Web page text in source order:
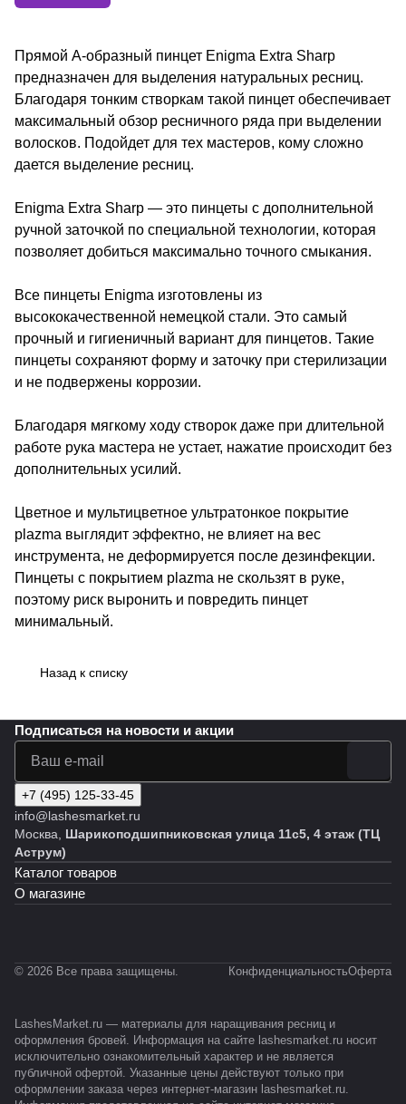
ультратонкое покрытие plazma,
предотвращающее скольжение.
Прямой A-образный пинцет Enigma Extra Sharp
предназначен для выделения натуральных ресниц.
Благодаря тонким створкам такой пинцет обеспечивает
максимальный обзор ресничного ряда при выделении
волосков. Подойдет для тех мастеров, кому сложно
дается выделение ресниц.
Enigma Extra Sharp — это пинцеты с дополнительной
ручной заточкой по специальной технологии, которая
позволяет добиться максимально точного смыкания.
Все пинцеты Enigma изготовлены из
высококачественной немецкой стали. Это самый
прочный и гигиеничный вариант для пинцетов. Такие
пинцеты сохраняют форму и заточку при стерилизации
и не подвержены коррозии.
Благодаря мягкому ходу створок даже при длительной
работе рука мастера не устает, нажатие происходит без
дополнительных усилий.
Цветное и мультицветное ультратонкое покрытие
plazma выглядит эффектно, не влияет на вес
инструмента, не деформируется после дезинфекции.
Пинцеты с покрытием plazma не скользят в руке,
поэтому риск выронить и повредить пинцет
минимальный.
Назад к списку
Подписаться на новости и акции
+7 (495) 125-33-45
info@lashesmarket.ru
Москва, Шарикоподшипниковская улица 11с5, 4 этаж (ТЦ
Аструм)
Каталог товаров
О магазине
© 2026 Все права защищены. КонфиденциальностьОферта
LashesMarket.ru — материалы для наращивания ресниц и
оформления бровей. Информация на сайте lashesmarket.ru носит
исключительно ознакомительный характер и не является
публичной офертой. Указанные цены действуют только при
оформлении заказа через интернет-магазин lashesmarket.ru.